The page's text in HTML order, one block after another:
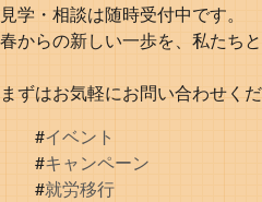
見学・相談は随時受付中です。
春からの新しい一歩を、私たち
まずはお気軽にお問い合わせくだ
#イベント
#キャンペーン
#就労移行